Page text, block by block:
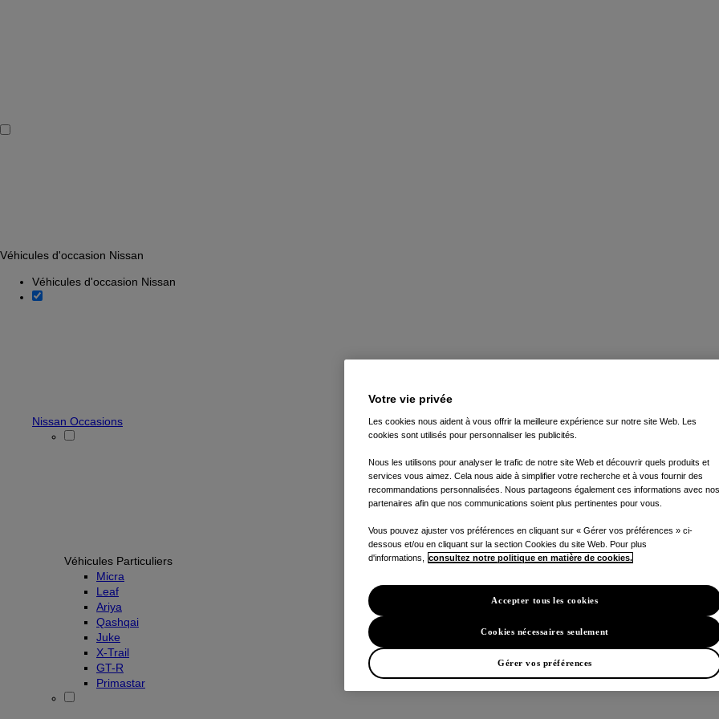
Véhicules d'occasion Nissan
Véhicules d'occasion Nissan
Nissan Occasions
Véhicules Particuliers
Micra
Leaf
Ariya
Qashqai
Juke
X-Trail
GT-R
Primastar
Votre vie privée
Les cookies nous aident à vous offrir la meilleure expérience sur notre site Web. Les
cookies sont utilisés pour personnaliser les publicités.
Nous les utilisons pour analyser le trafic de notre site Web et découvrir quels produits et
services vous aimez. Cela nous aide à simplifier votre recherche et à vous fournir des
recommandations personnalisées. Nous partageons également ces informations avec nos
partenaires afin que nos communications soient plus pertinentes pour vous.
Vous pouvez ajuster vos préférences en cliquant sur « Gérer vos préférences » ci-
dessous et/ou en cliquant sur la section Cookies du site Web. Pour plus
d'informations,
consultez notre politique en matière de cookies.
Gérer vos préférences
Cookies nécessaires seulement
Accepter tous les cookies